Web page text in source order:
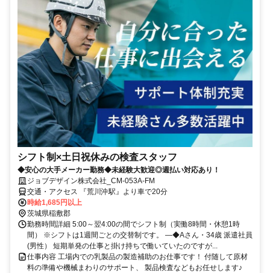
シフト制×土日祝休みの検査スタッフ
◆安心の大手メーカー勤務◆未経験大歓迎◎週払い対応あり！
ジョブデザイン株式会社_CM-053A-FM
交通・アクセス 『荒川沖駅』より車で20分
時給1,685円以上
茨城県稲敷郡
勤務時間詳細 5:00～翌4:00の間でシフト制（実働8時間・休憩1時
間） ※シフトは1週間ごとの交替制です。 ―◆Aさん・34歳 派遣社員
(男性） 短期単発の仕事と掛け持ちで働いていたのですが...
仕事内容 工場内での乳製品の製造補助のお仕事です！ 付随して原材
料の準備や機械まわりのサポート、 製品検査などもお任せします♪